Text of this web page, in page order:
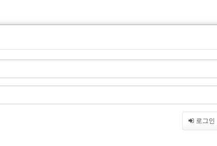
로그인